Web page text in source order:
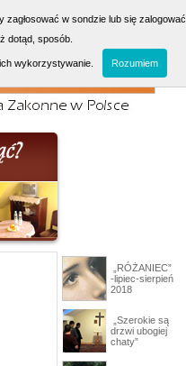
„RÓŻANIEC”
-lipiec-sierpień
2018
„Szerokie są
drzwi ubogiej
chaty”
w sondzie lub się zalogować.
dotąd, sposób.
wykorzystywanie. Rozumiem